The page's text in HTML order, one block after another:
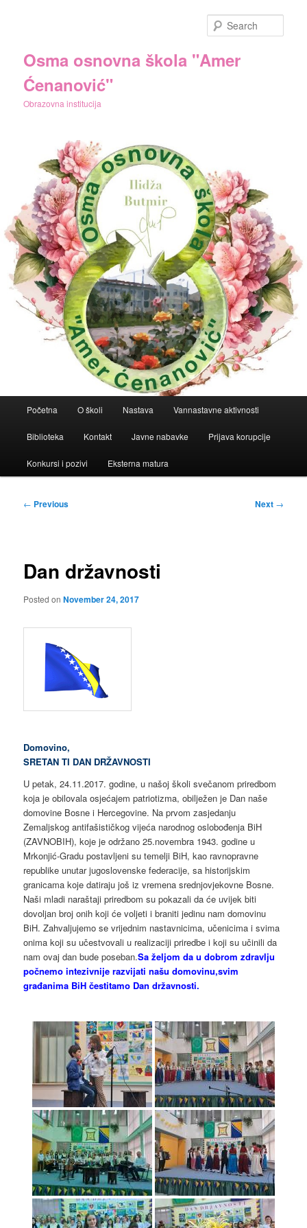
Osma osnovna škola "Amer
Ćenanović"
Obrazovna institucija
Početna O školi Nastava Vannastavne aktivnosti
Biblioteka Kontakt Javne nabavke Prijava korupcije
Konkursi i pozivi Eksterna matura
Post
← Previous Next →
Dan državnosti
Posted onNovember 24, 2017
Domovino,
SRETAN TI DAN DRŽAVNOSTI
U petak, 24.11.2017. godine, u našoj školi svečanom priredbom
koja je obilovala osjećajem patriotizma, obilježen je Dan naše
domovine Bosne i Hercegovine. Na prvom zasjedanju
Zemaljskog antifašističkog vijeća narodnog oslobođenja BiH
(ZAVNOBIH), koje je održano 25.novembra 1943. godine u
Mrkonjić-Gradu postavljeni su temelji BiH, kao ravnopravne
republike unutar jugoslovenske federacije, sa historijskim
granicama koje datiraju još iz vremena srednjovjekovne Bosne.
Naši mladi naraštaji priredbom su pokazali da će uvijek biti
dovoljan broj onih koji će voljeti i braniti jedinu nam domovinu
BiH. Zahvaljujemo se vrijednim nastavnicima, učenicima i svima
onima koji su učestvovali u realizaciji priredbe i koji su učinili da
nam ovaj dan bude poseban.Sa željom da u dobrom zdravlju
počnemo intezivnije razvijati našu domovinu,svim
građanima BiH čestitamo Dan državnosti.